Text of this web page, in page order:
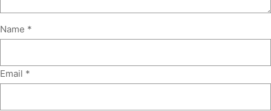
Name *
Email *